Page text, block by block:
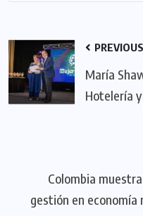
PREVIOUS
María
Hotelería
Colombia
gestión en economía